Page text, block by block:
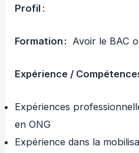
Profil :
Formation : Avoir le BAC
Expérience /
Expériences
en ONG
Expérience dans la